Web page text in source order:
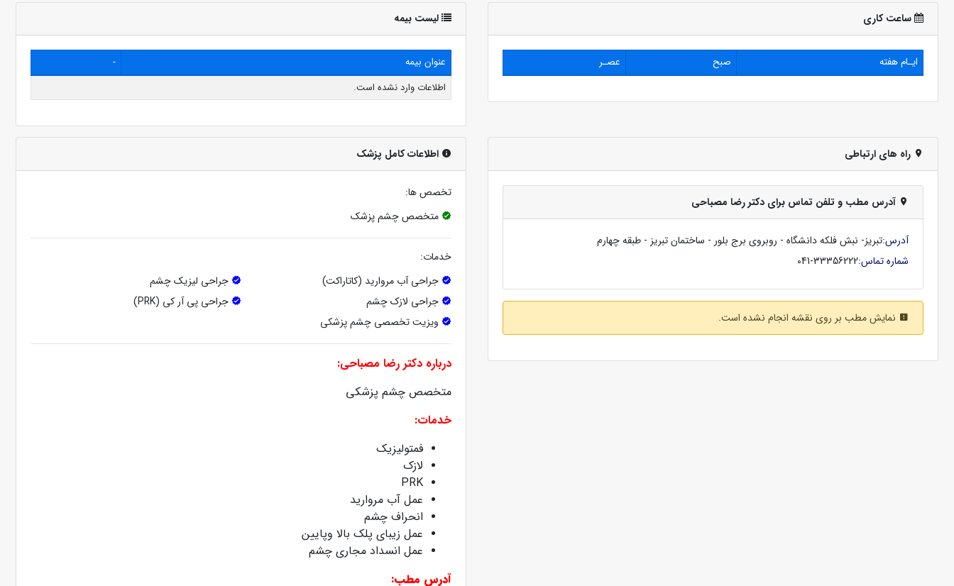
ساعت کاری
ایـام هفته صبح عصـر
لیست بیمه
عنوان بیمه
-
اطلاعات وارد نشده است.
راه های ارتباطی
آدرس مطب و تلفن تماس برای دکتر رضا مصباحی
آدرس:تبریز- نبش فلکه دانشگاه - روبروی برج بلور - ساختمان تبریز - طبقه چهارم
شماره تماس:041-33356222
نمایش مطب بر روی نقشه انجام نشده است.
اطلاعات کامل پزشک
تخصص ها:
متخصص چشم پزشک
خدمات:
جراحی آب مروارید (کاتاراکت)
جراحی لیزیک چشم
جراحی لازک چشم
جراحی پی آر کی (PRK)
ویزیت تخصصی چشم پزشکی
درباره دکتر رضا مصباحی:
متخصص چشم پزشکی
خدمات:
فمتولیزیک
لازک
PRK
عمل آب مروارید
انحراف چشم
عمل زیبای پلک بالا وپایین
عمل انسداد مجاری چشم
آدرس مطب: